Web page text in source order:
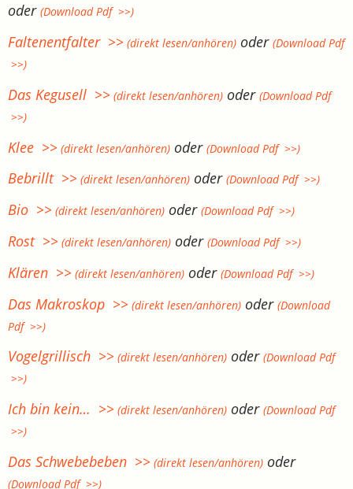
oder(Download Pdf >>)
Faltenentfalter >> (direkt lesen/anhören) oder(Download Pdf
>>)
Das Kegusell >> (direkt lesen/anhören) oder(Download Pdf
>>)
Klee >> (direkt lesen/anhören) oder(Download Pdf >>)
Bebrillt >> (direkt lesen/anhören) oder(Download Pdf >>)
Bio >> (direkt lesen/anhören) oder(Download Pdf >>)
Rost >> (direkt lesen/anhören) oder(Download Pdf >>)
Klären >> (direkt lesen/anhören) oder(Download Pdf >>)
Das Makroskop >> (direkt lesen/anhören) oder(Download
Pdf >>)
Vogelgrillisch >> (direkt lesen/anhören) oder(Download Pdf
>>)
Ich bin kein… >> (direkt lesen/anhören) oder(Download Pdf
>>)
Das Schwebebeben >> (direkt lesen/anhören) oder
(Download Pdf >>)